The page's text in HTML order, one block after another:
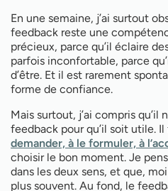
En une semaine, j’ai surtout
feedback reste une
précieux, parce qu’il éclaire
parfois inconfortable, parce
d’être. Et il est rarement
forme de confiance.
Mais surtout, j’ai compris qu’il
feedback pour qu’il soit utile.
demander, à le formuler, à
choisir le bon moment. Je
dans les deux sens, et que,
plus souvent. Au fond, le